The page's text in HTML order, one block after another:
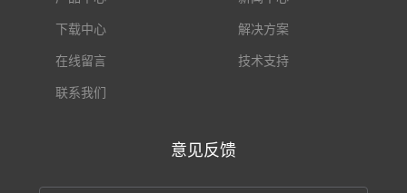
下载中心 解决方案
在线留言 技术支持
联系我们
意见反馈